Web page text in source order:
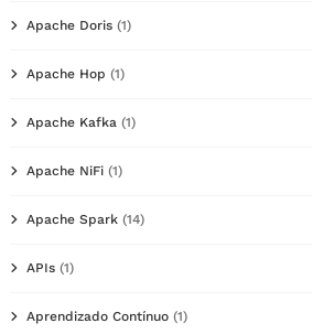
Apache Doris (1)
Apache Hop (1)
Apache Kafka (1)
Apache NiFi (1)
Apache Spark (14)
APIs (1)
Aprendizado Contínuo (1)